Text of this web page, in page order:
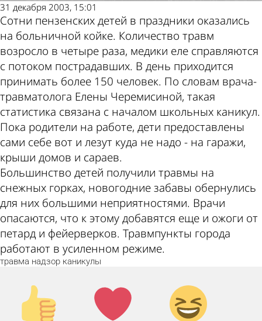
31 декабря 2003, 15:01
Сотни пензенских детей в праздники оказались
на больничной койке. Количество травм
возросло в четыре раза, медики еле справляются
с потоком пострадавших. В день приходится
принимать более 150 человек. По словам врача-
травматолога Елены Черемисиной, такая
статистика связана с началом школьных каникул.
Пока родители на работе, дети предоставлены
сами себе вот и лезут куда не надо - на гаражи,
крыши домов и сараев.
Большинство детей получили травмы на
снежных горках, новогодние забавы обернулись
для них большими неприятностями. Врачи
опасаются, что к этому добавятся еще и ожоги от
петард и фейерверков. Травмпункты города
работают в усиленном режиме.
травма надзор каникулы
Палец
вверх!
Лайк!
Дикий
смех!